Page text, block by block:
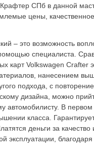
СПб в данной
цены,
– это возможность
специалиста.
карт Volkswagen Crafter
нанесением
подхода, с
дизайна, можно
автомобилисту. В первом
класса.
деньги за
эксплуатации,